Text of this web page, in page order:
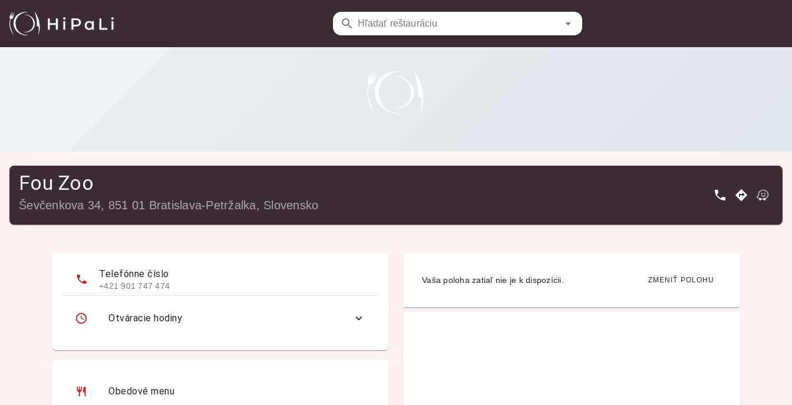
Hľadať reštauráciu
Reštaurácie Fou Zoo
Fou Zoo
Ševčenkova 34, 851 01 Bratislava-Petržalka, Slovensko
Telefónne číslo
+421 901 747 474
Otváracie hodiny
Obedové menu
Vaša poloha zatiaľ nie je k dispozícii. ZMENIŤ POLOHU